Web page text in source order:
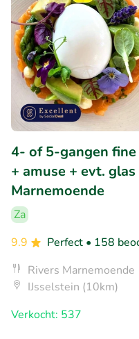
4- of 5-gangen
+ amuse + evt.
Marnemoende
Za
9.9
Perfect • 158
Rivers Marnemoende
IJsselstein (10km)
Verkocht: 537